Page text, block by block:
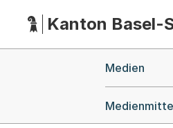
HauptnavigationKanton Basel-
Medien